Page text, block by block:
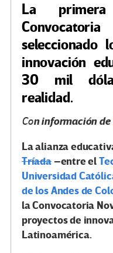
La
seleccionado
innovación
30 mil
realidad.
Con información de
La alianza
Tríada–entre el
Universidad
de los Andes de
la Convocatoria
proyectos de
Latinoamérica.